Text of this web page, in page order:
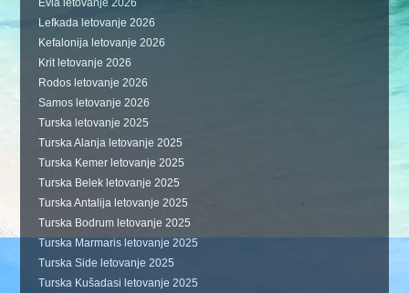
Lefkada letovanje 2026
Kefalonija letovanje 2026
Krit letovanje 2026
Rodos letovanje 2026
Samos letovanje 2026
Turska letovanje 2025
Turska Alanja letovanje 2025
Turska Kemer letovanje 2025
Turska Belek letovanje 2025
Turska Antalija letovanje 2025
Turska Bodrum letovanje 2025
Turska Marmaris letovanje 2025
Turska Side letovanje 2025
Turska Kušadasi letovanje 2025